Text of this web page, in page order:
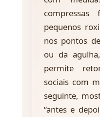
compressas
pequenos
nos pontos
ou da
permite
sociais com
seguinte,
“antes e